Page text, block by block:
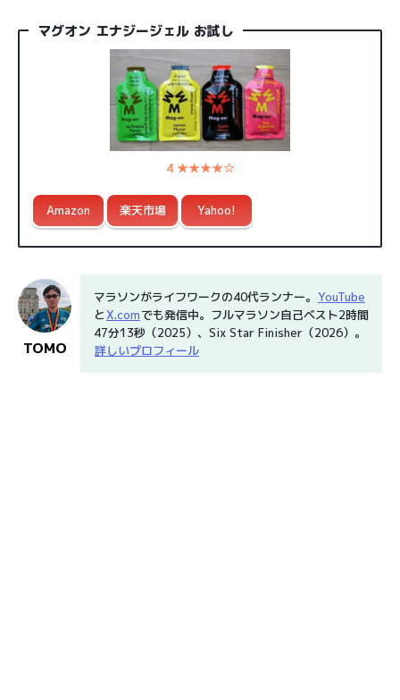
マグオン エナジージェル お試し
4 ★★★★☆
Amazon 楽天市場 Yahoo!
マラソンがライフワークの40代ランナー。 YouTube
とX.comでも発信中。フルマラソン自己ベスト2時間
47分13秒（2025）、Six Star Finisher（2026）。
詳しいプロフィール
TOMO